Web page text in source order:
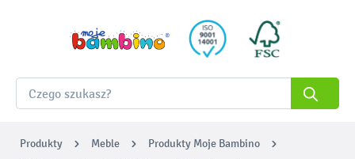
Produkty Meble
Produkty Moje Bambino